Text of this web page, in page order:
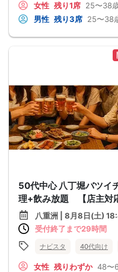
女性 残り1席 25〜38
男性 残り3席 25〜38
50代中心 八丁堀バツ
理+飲み放題 【店主対
八重洲 | 8月8日(土)
受付終了まで29時間
ナビスタ 40代向け
女性 残りわずか 48〜